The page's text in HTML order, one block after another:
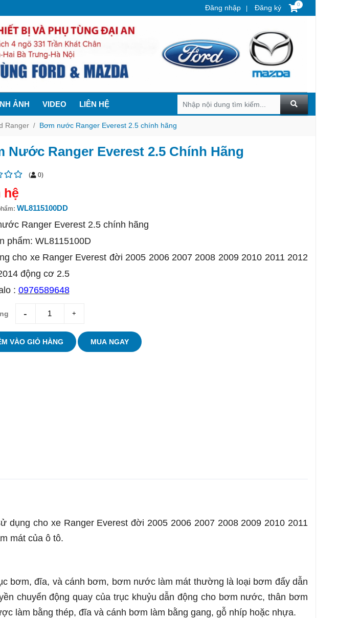
Đăng nhập Đăng ký 0
ẢNH VIDEO LIÊN HỆ
Ranger Bơm nước Ranger Everest 2.5 chính hãng
Nước Ranger Everest 2.5 Chính Hãng
( 0)
hệ
WL8115100DD
Ranger Everest 2.5 chính hãng
phẩm: WL8115100D
cho xe Ranger Everest đời 2005 2006 2007 2008 2009 2010 2011 2012
động cơ 2.5
: 0976589648
giam tang
VÀO GIỎ HÀNG MUA NGAY
dụng cho xe Ranger Everest đời 2005 2006 2007 2008 2009 2010 2011
mát của ô tô.
bơm, đĩa, và cánh bơm, bơm nước làm mát thường là loại bơm đẩy dẫn
chuyển động quay của trục khuỷu dẫn động cho bơm nước, thân bơm
làm bằng thép, đĩa và cánh bơm làm bằng gang, gỗ nhíp hoặc nhựa.